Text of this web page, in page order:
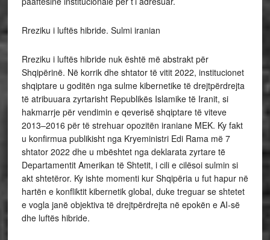
Rreziku i luftës hibride. Sulmi iranian
Rreziku i luftës hibride nuk është më abstrakt për
Shqipërinë. Në korrik dhe shtator të vitit 2022, institucionet
shqiptare u goditën nga sulme kibernetike të drejtpërdrejta
të atribuuara zyrtarisht Republikës Islamike të Iranit, si
hakmarrje për vendimin e qeverisë shqiptare të viteve
2013–2016 për të strehuar opozitën iraniane MEK. Ky fakt
u konfirmua publikisht nga Kryeministri Edi Rama më 7
shtator 2022 dhe u mbështet nga deklarata zyrtare të
Departamentit Amerikan të Shtetit, i cili e cilësoi sulmin si
akt shtetëror. Ky ishte momenti kur Shqipëria u fut hapur në
hartën e konfliktit kibernetik global, duke treguar se shtetet
e vogla janë objektiva të drejtpërdrejta në epokën e AI-së
dhe luftës hibride.